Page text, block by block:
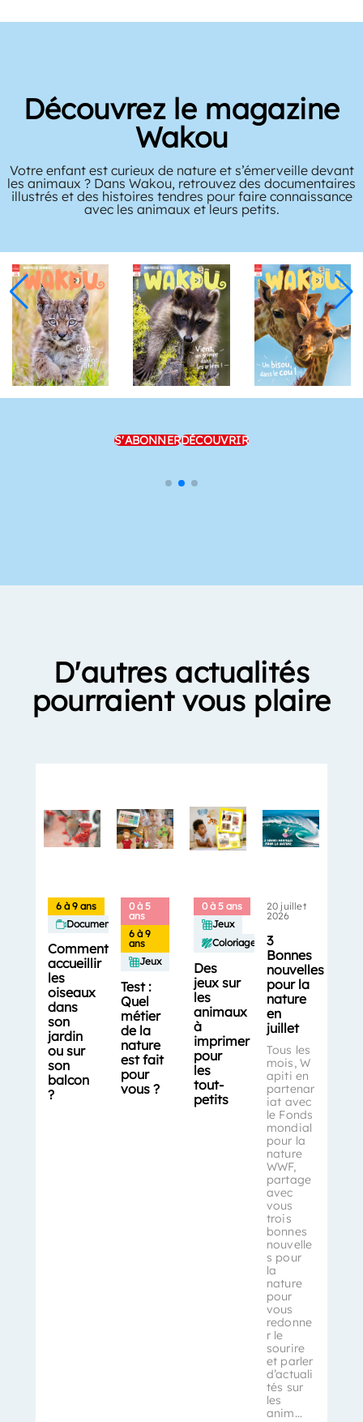
Découvrez le magazine
Wakou
Votre enfant est curieux de nature et s’émerveille devant
les animaux ? Dans Wakou, retrouvez des documentaires
illustrés et des histoires tendres pour faire connaissance
avec les animaux et leurs petits.
S'ABONNERDÉCOUVRIR
D'autres actualités
pourraient vous plaire
6 à 9 ans
Documentaires
Comment
accueillir
les
oiseaux
dans
son
jardin
ou sur
son
balcon
?
0 à 5
ans
6 à 9
ans
Jeux
Test :
Quel
métier
de la
nature
est fait
pour
vous ?
0 à 5 ans
Jeux
Coloriages
Des
jeux sur
les
animaux
à
imprimer
pour
les
tout-
petits
20 juillet
2026
3
Bonnes
nouvelles
pour la
nature
en
juillet
Tous les
mois, W
apiti en
partenar
iat avec
le Fonds
mondial
pour la
nature
WWF,
partage
avec
vous
trois
bonnes
nouvelle
s pour
la
nature
pour
vous
redonne
r le
sourire
et parler
d’actuali
tés sur
les
anim…